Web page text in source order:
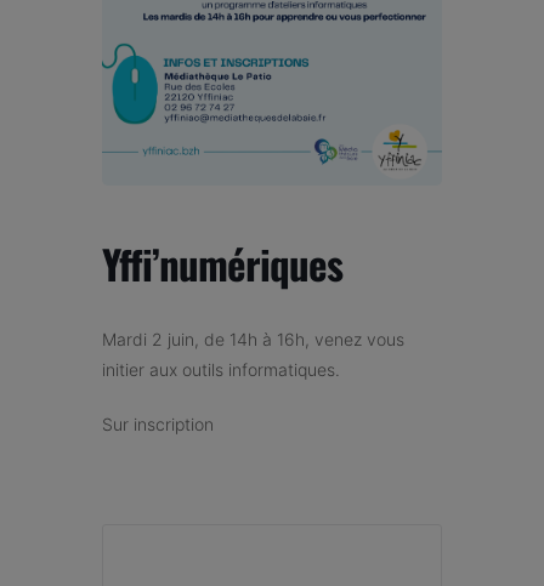
Yffi’numériques
Mardi 2 juin, de 14h à 16h, venez vous
initier aux outils informatiques.
Sur inscription